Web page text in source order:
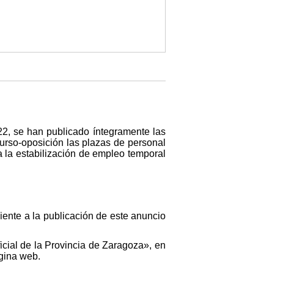
se han publicado íntegramente las
oposición las plazas de personal
estabilización de empleo temporal
a la publicación de este anuncio
de la Provincia de Zaragoza», en
web.